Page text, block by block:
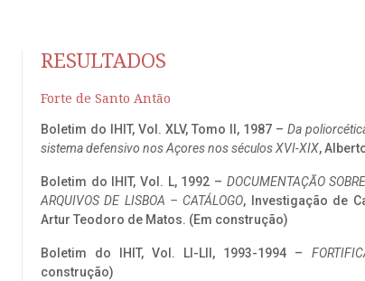
RESULTADOS
Forte de Santo Antão
Boletim do IHIT, Vol. XLV, Tomo II, 1987 – Da
sistema defensivo nos Açores nos séculos XVI-XIX,
Boletim do IHIT, Vol. L, 1992 – DOCUMENTAÇÃO
ARQUIVOS DE LISBOA – CATÁLOGO, Investigação de
Artur Teodoro de Matos. (Em construção)
Boletim do IHIT, Vol. LI-LII, 1993-1994 –
construção)